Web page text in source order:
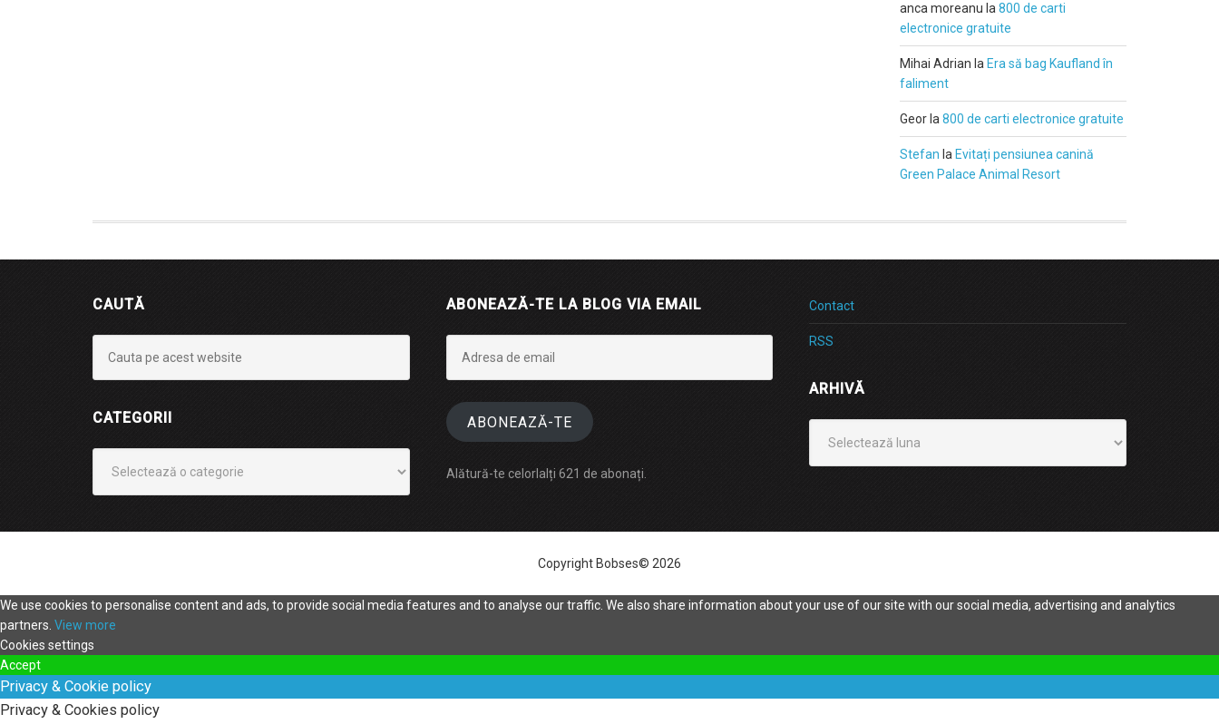
anca moreanu la 800 de carti
electronice gratuite
Mihai Adrian la Era să bag Kaufland în
faliment
Geor la 800 de carti electronice gratuite
Stefan la Evitați pensiunea canină
Green Palace Animal Resort
CAUTĂ
CATEGORII
ABONEAZĂ-TE LA BLOG VIA EMAIL
email
ABONEAZĂ-TE
Alătură-te celorlalți 621 de abonați.
Contact
RSS
ARHIVĂ
Copyright Bobses© 2026
We use cookies to personalise content and ads, to provide social media features and to analyse our traffic. We also share information about your use of our site with our social media, advertising and analytics
partners. View more
Cookies settings
Accept
Privacy & Cookie policy
Privacy & Cookies policy